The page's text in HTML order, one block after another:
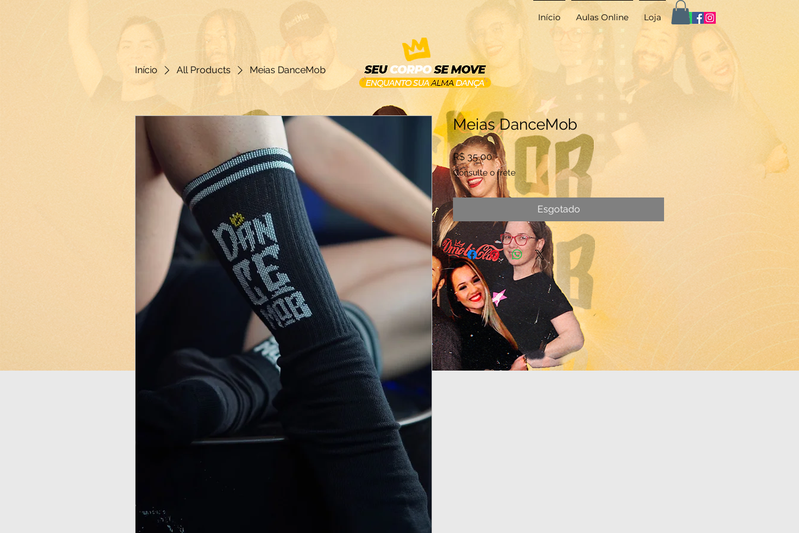
Início Aulas Online Loja
Início All Products Meias DanceMob
Meias DanceMob
R$ 35,00Preço
Consulte o frete
Esgotado